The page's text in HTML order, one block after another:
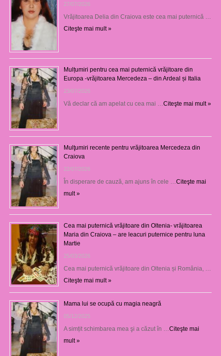
27/07/2026
Vrăjitoarea Delia din Craiova este cea mai puternică …
Citeşte mai mult »
Mulțumiri pentru cea mai puternică vrăjitoare din
Europa -vrăjitoarea Mercedeza – din Ardeal și Italia
23/07/2026
Vă declar că am apelat cu cea mai … Citeşte mai mult »
Mulţumiri recente pentru vrăjitoarea Mercedeza din
Craiova
22/07/2026
În disperare de cauză, am ajuns în cele … Citeşte mai
mult »
Cea mai puternică vrăjitoare din Oltenia- vrăjitoarea
Maria din Craiova – are leacuri puternice pentru luna
Martie
25/03/2026
Cea mai puternică vrăjitoare din Oltenia și România, …
Citeşte mai mult »
Mama lui se ocupă cu magia neagră
05/12/2025
A simțit schimbarea mea şi a căzut în … Citeşte mai
mult »